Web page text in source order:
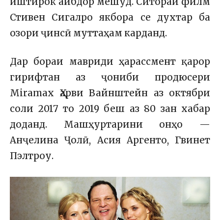
Стивен Сигалро якбора се духтар ба
озори ҷинсӣ муттаҳам карданд.
Дар бораи мавриди ҳарассмент қарор
гирифтан аз ҷониби продюсери
Miramax Ҳарви Вайнштейн аз октябри
соли 2017 то 2019 беш аз 80 зан хабар
доданд. Машҳуртарини онҳо —
Анҷелина Ҷолӣ, Асия Аргенто, Гвинет
Пэлтроу.